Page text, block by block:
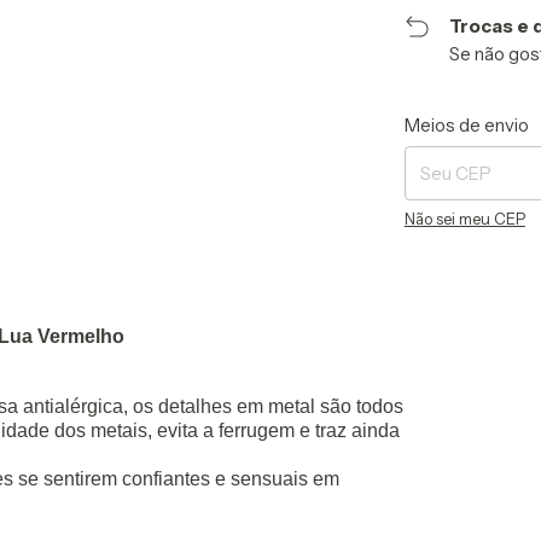
Trocas e
Se não
Entregas para o
Meios de envio
Não sei meu CEP
Vermelho
antialérgica, os detalhes em metal são todos
dos metais, evita a ferrugem e traz ainda
se sentirem confiantes e sensuais em